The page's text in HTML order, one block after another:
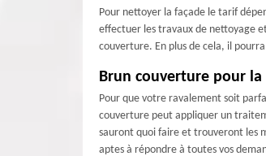
Pour nettoyer la façade le tarif
effectuer les travaux de nettoyage
couverture. En plus de cela, il
Brun couverture pour
Pour que votre ravalement soit
couverture peut appliquer un
sauront quoi faire et trouveront les
aptes à répondre à toutes vos